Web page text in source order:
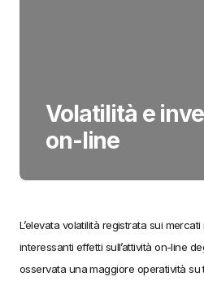
Volatilità e
on-line
L’elevata volatilità registrata sui
interessanti effetti sull’attività on-line
osservata una maggiore operatività